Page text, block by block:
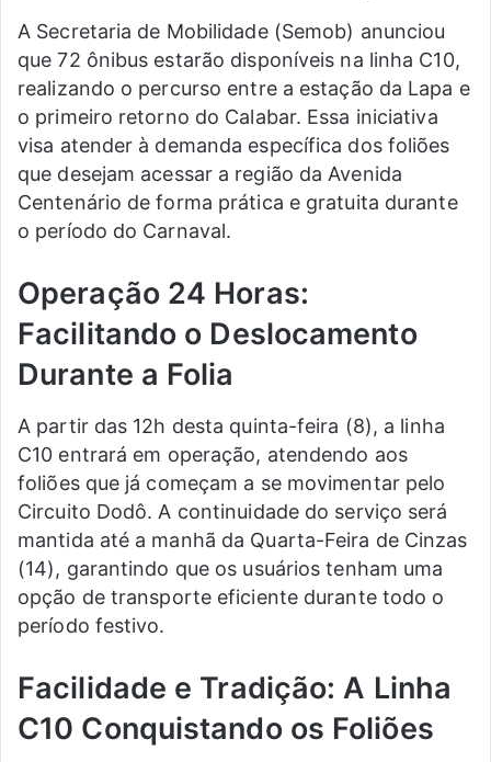
A Secretaria de Mobilidade (Semob) anunciou
que 72 ônibus estarão disponíveis na linha C10,
realizando o percurso entre a estação da Lapa e
o primeiro retorno do Calabar. Essa iniciativa
visa atender à demanda específica dos foliões
que desejam acessar a região da Avenida
Centenário de forma prática e gratuita durante
o período do Carnaval.
Operação 24 Horas:
Facilitando o Deslocamento
Durante a Folia
A partir das 12h desta quinta-feira (8), a linha
C10 entrará em operação, atendendo aos
foliões que já começam a se movimentar pelo
Circuito Dodô. A continuidade do serviço será
mantida até a manhã da Quarta-Feira de Cinzas
(14), garantindo que os usuários tenham uma
opção de transporte eficiente durante todo o
período festivo.
Facilidade e Tradição: A Linha
C10 Conquistando os Foliões